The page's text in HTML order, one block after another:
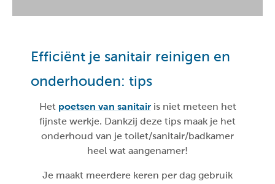
Efficiënt je sanitair reinigen en
onderhouden: tips
Het poetsen van sanitairis niet meteen het
fijnste werkje. Dankzij deze tips maak je het
onderhoud van je toilet/sanitair/badkamer
heel wat aangenamer!
Je maakt meerdere keren per dag gebruik